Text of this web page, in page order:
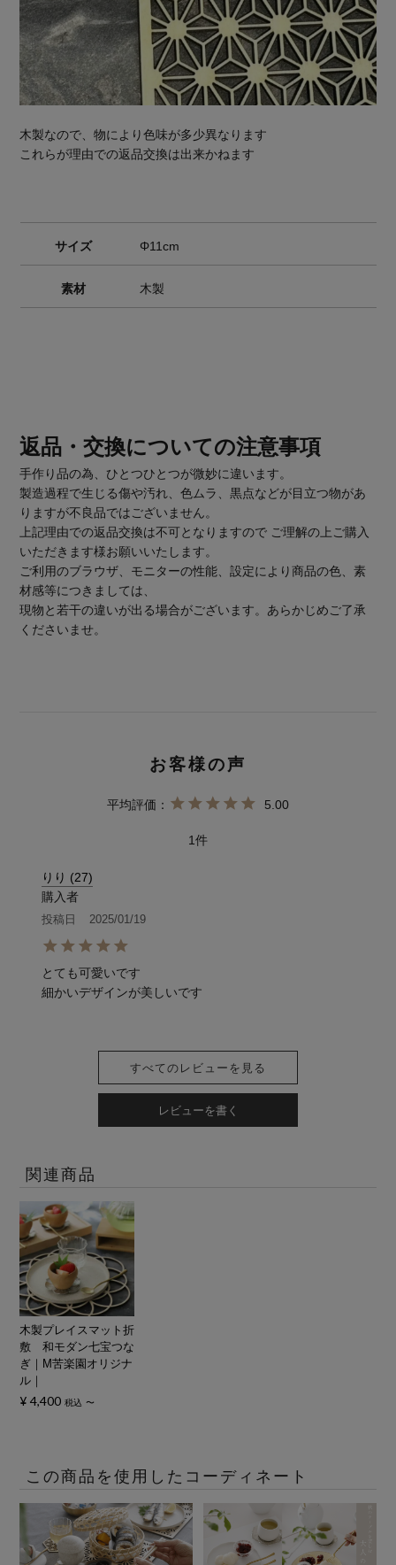
木製なので、物により色味が多少異なります
これらが理由での返品交換は出来かねます
サイズ Φ11cm
素材 木製
返品・交換についての注意事項
手作り品の為、ひとつひとつが微妙に違います。
製造過程で生じる傷や汚れ、色ムラ、黒点などが目立つ物があ
りますが不良品ではございません。
上記理由での返品交換は不可となりますので ご理解の上ご購入
いただきます様お願いいたします。
ご利用のブラウザ、モニターの性能、設定により商品の色、素
材感等につきましては、
現物と若干の違いが出る場合がございます。あらかじめご了承
くださいませ。
5.00
1
りり
27
購入者
投稿日 2025/01/19
とても可愛いです
細かいデザインが美しいです
すべてのレビューを見る
レビューを書く
関連商品
木製プレイスマット折
敷 和モダン七宝つな
ぎ｜M苦楽園オリジナ
ル｜
¥ 4,400 税込 〜
この商品を使用したコーディネート